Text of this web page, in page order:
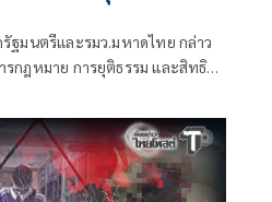
ฐมนตรีและรมว.มหาดไทย กล่าว
กฎหมาย การยุติธรรม และสิทธิ
กรัฐมนตรี เข้าไปเกี่ยวข้องกับการ